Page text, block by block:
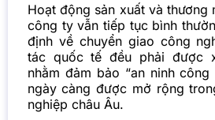
Hoạt động sản xuất và thương
công ty vẫn tiếp tục bình
định về chuyển giao công
tác quốc tế đều phải được
nhằm đảm bảo “an ninh công
ngày càng được mở rộng
nghiệp châu Âu.